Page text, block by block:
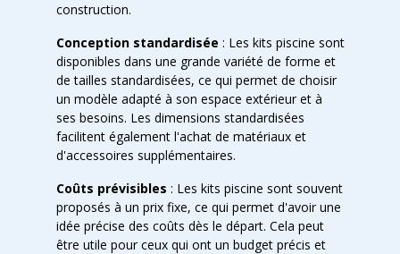
construction.
Conception standardisée : Les kits piscine sont
disponibles dans une grande variété de forme et
de tailles standardisées, ce qui permet de choisir
un modèle adapté à son espace extérieur et à
ses besoins. Les dimensions standardisées
facilitent également l'achat de matériaux et
d'accessoires supplémentaires.
Coûts prévisibles : Les kits piscine sont souvent
proposés à un prix fixe, ce qui permet d'avoir une
idée précise des coûts dès le départ. Cela peut
être utile pour ceux qui ont un budget précis et